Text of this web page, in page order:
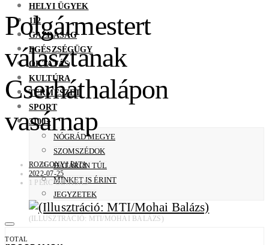
HELYI ÜGYEK
112
GAZDASÁG
EGÉSZSÉGÜGY
OKTATÁS
KULTÚRA
TERMÉSZET
SPORT
3100+
NÓGRÁD MEGYE
SZOMSZÉDOK
HATÁRON TÚL
MINKET IS ÉRINT
JEGYZETEK
Polgármestert
választanak
Cserháthalápon
vasárnap
ROZGONYI RITA
2022-07-25
1 PERC OLVASÁS
(ILLUSZTRÁCIÓ: MTI/MOHAI BALÁZS)
TOTAL